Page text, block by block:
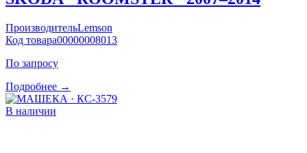
ПроизводительLemson
Код товара00000008013
По запросу
Подробнее →
В наличии